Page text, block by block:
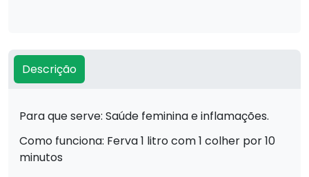
Descrição
Para que serve: Saúde feminina e inflamações.
Como funciona: Ferva 1 litro com 1 colher por 10
minutos